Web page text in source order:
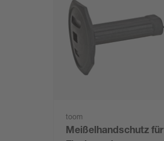
toom
Meißelhandschutz für